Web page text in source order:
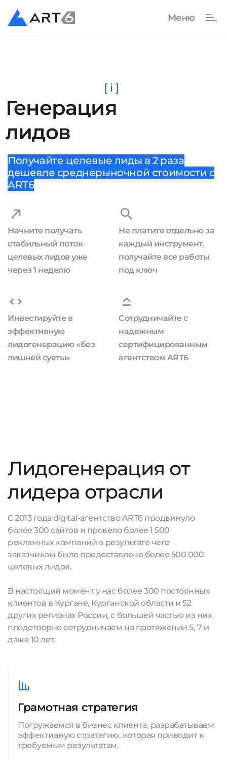
Генерация
лидов
[ i ]
Получайте целевые лиды в 2 раза
дешевле среднерыночной стоимости с
ART6
Начните получать
стабильный поток
целевых лидов уже
через 1 неделю
Не платите отдельно за
каждый инструмент,
получайте все работы
под ключ
Инвестируйте в
эффективную
лидогенерацию «без
лишней суеты»
Сотрудничайте с
надежным
сертифицированным
агентством ART6
Лидогенерация от
лидера отрасли
С 2013 года digital-агентство ART6 продвинуло
более 300 сайтов и провело более 1 500
рекламных кампаний в результате чего
заказчикам было предоставлено более 500 000
целевых лидов.
В настоящий момент у нас более 300 постоянных
клиентов в Кургане, Курганской области и 52
других регионах России, с большей частью из них
плодотворно сотрудничаем на протяжении 5, 7 и
даже 10 лет.
Грамотная стратегия
Погружаемся в бизнес клиента, разрабатываем
эффективную стратегию, которая приводит к
требуемым результатам.